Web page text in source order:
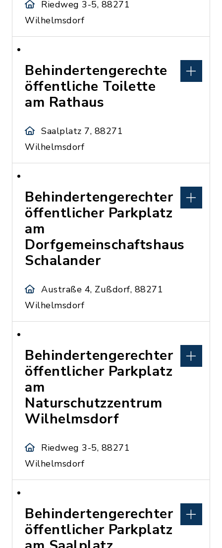
Riedweg 3-5, 88271
Wilhelmsdorf
Behindertengerechte
öffentliche Toilette
am Rathaus
Saalplatz 7, 88271
Wilhelmsdorf
Behindertengerechter
öffentlicher Parkplatz
am
Dorfgemeinschaftshaus
Schalander
Austraße 4, Zußdorf, 88271
Wilhelmsdorf
Behindertengerechter
öffentlicher Parkplatz
am
Naturschutzzentrum
Wilhelmsdorf
Riedweg 3-5, 88271
Wilhelmsdorf
Behindertengerechter
öffentlicher Parkplatz